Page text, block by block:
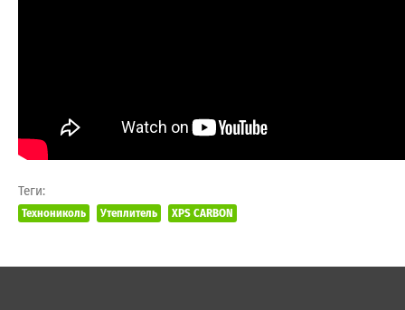
Теги:
Технониколь Утеплитель XPS CARBON